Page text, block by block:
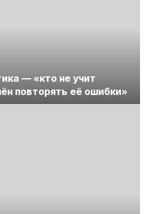
— «кто не учит
повторять её ошибки»